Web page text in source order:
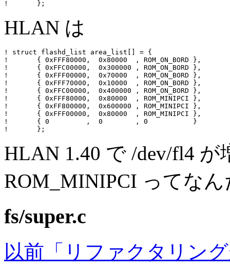
HLAN は
! struct flashd_list area_list[] = {
! 	{ 0xFFF80000,  0x80000  , ROM_ON_BORD },
! 	{ 0xFFC00000,  0x300000 , ROM_ON_BORD },
! 	{ 0xFFF00000,  0x70000  , ROM_ON_BORD },
! 	{ 0xFFF70000,  0x10000  , ROM_ON_BORD },
! 	{ 0xFFC00000,  0x400000 , ROM_ON_BORD },
! 	{ 0xFFF80000,  0x80000  , ROM_MINIPCI },
! 	{ 0xFF800000,  0x600000 , ROM_MINIPCI },
! 	{ 0xFFF00000,  0x80000  , ROM_MINIPCI },
! 	{ 0         ,  0        , 0           }
HLAN 1.40 で /dev/fl4
ROM_MINIPCI ってな
fs/super.c
以前「リファクタリン